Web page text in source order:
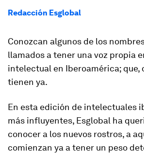
Redacción Esglobal
Conozcan algunos de los
llamados a tener una voz propia
intelectual en Iberoamérica; que,
tienen ya.
En esta edición de intelectuales
más influyentes, Esglobal ha
conocer a los nuevos rostros, a
comienzan ya a tener un peso